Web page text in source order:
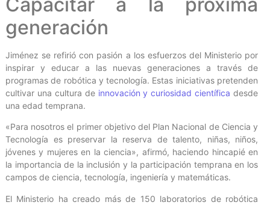
generación
Jiménez se refirió con pasión a los esfuerzos del Ministerio por
inspirar y educar a las nuevas generaciones a través de
programas de robótica y tecnología. Estas iniciativas pretenden
cultivar una cultura de innovación y curiosidad científica desde
una edad temprana.
«Para nosotros el primer objetivo del Plan Nacional de Ciencia y
Tecnología es preservar la reserva de talento, niñas, niños,
jóvenes y mujeres en la ciencia», afirmó, haciendo hincapié en
la importancia de la inclusión y la participación temprana en los
campos de ciencia, tecnología, ingeniería y matemáticas.
El Ministerio ha creado más de 150 laboratorios de robótica